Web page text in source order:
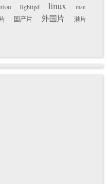
lighttpd linux
msn
国产片 外国片
港片